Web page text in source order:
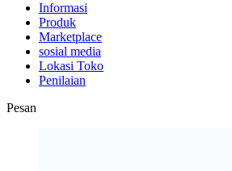
Informasi
Produk
Marketplace
sosial media
Lokasi Toko
Penilaian
Pesan